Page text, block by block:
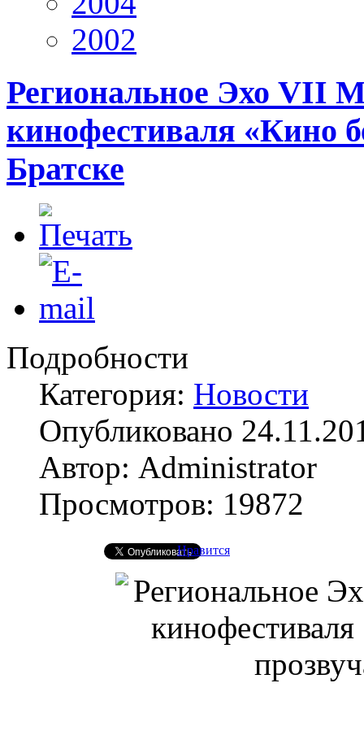
2002
Региональное Эхо VII
кинофестиваля «Кино
Братске
Подробности
Категория: Новости
Опубликовано
Автор: Administrator
Просмотров: 19872
Нравится